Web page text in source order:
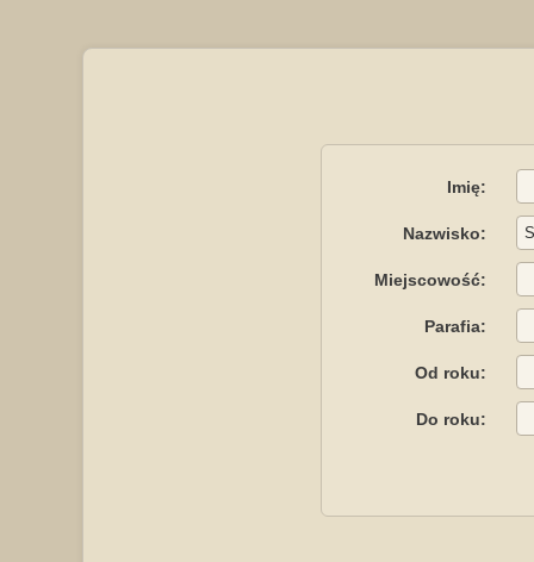
Imię:
Nazwisko:
Miejscowość:
Parafia:
Od roku:
Do roku: